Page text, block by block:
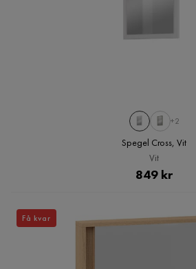
+2
Spegel Cross, Vit
Vit
Pris
849 kr
Få kvar